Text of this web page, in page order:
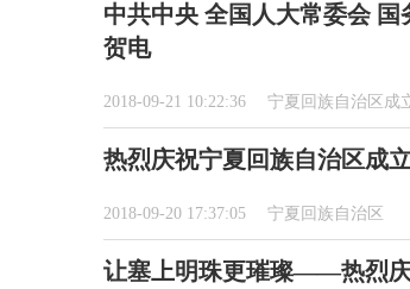
中共中央 全国人大常委会
贺电
2018-09-21 10:22:36 宁夏回族自治区成
热烈庆祝宁夏回族自治区成
2018-09-20 17:37:05 宁夏回族自治区
让塞上明珠更璀璨——热烈